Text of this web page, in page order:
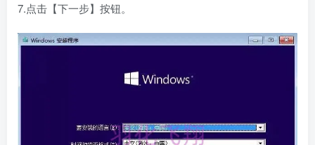
7.点击【下一步】按钮。